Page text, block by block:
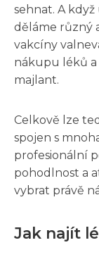
sehnat. A
děláme různý
vakcíny
nákupu léků
majlant.
Celkově lze
spojen s
profesionální
pohodlnost a
vybrat právě
Jak najít